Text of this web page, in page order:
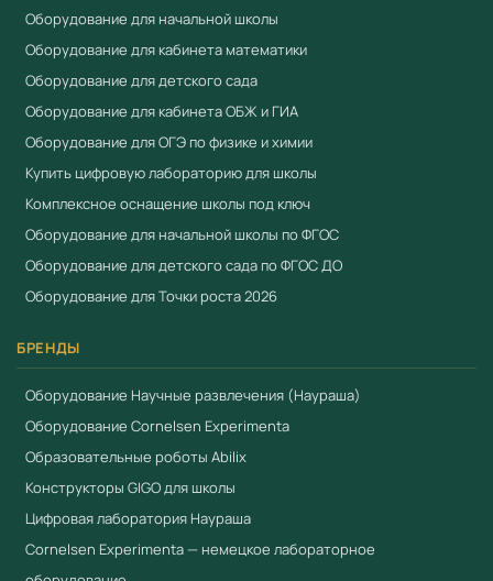
Оборудование для начальной школы
Оборудование для кабинета математики
Оборудование для детского сада
Оборудование для кабинета ОБЖ и ГИА
Оборудование для ОГЭ по физике и химии
Купить цифровую лабораторию для школы
Комплексное оснащение школы под ключ
Оборудование для начальной школы по ФГОС
Оборудование для детского сада по ФГОС ДО
Оборудование для Точки роста 2026
БРЕНДЫ
Оборудование Научные развлечения (Наураша)
Оборудование Cornelsen Experimenta
Образовательные роботы Abilix
Конструкторы GIGO для школы
Цифровая лаборатория Наураша
Cornelsen Experimenta — немецкое лабораторное